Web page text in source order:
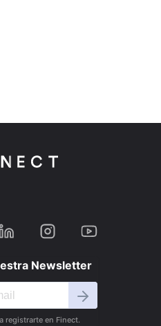
Newsletter
registrarte en Finect.